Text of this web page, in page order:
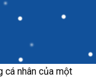
cá nhân của một